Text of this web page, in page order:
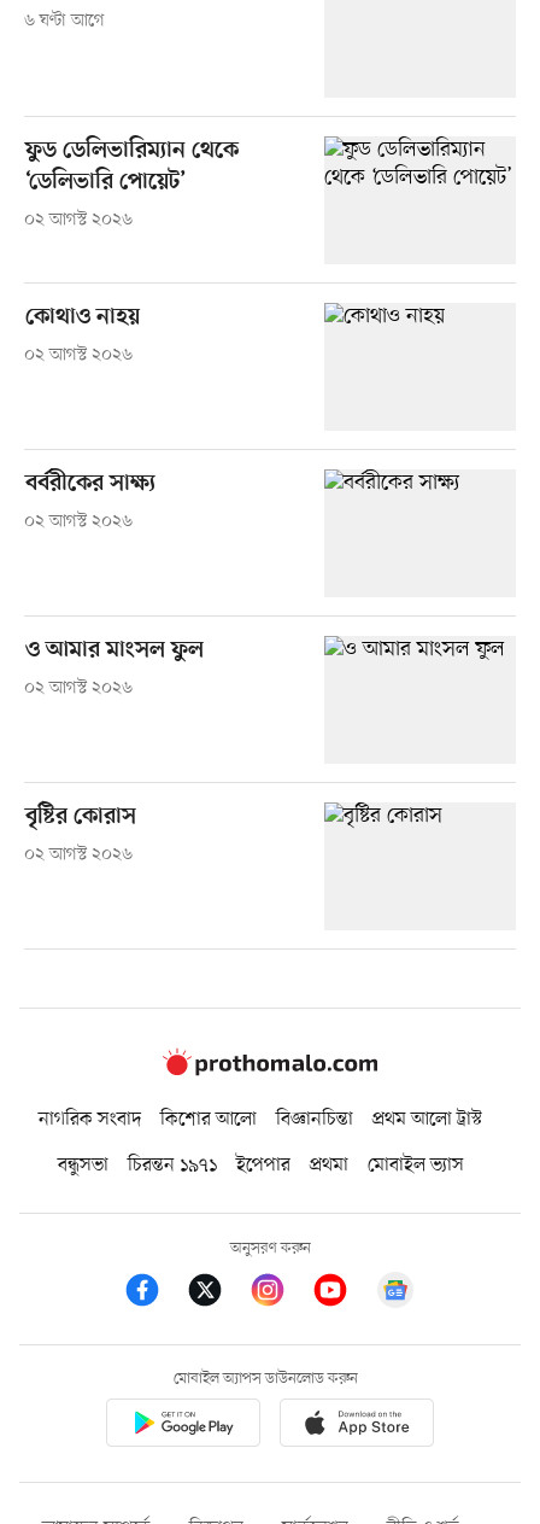
৬ ঘণ্টা আগে
ফুড ডেলিভারিম্যান থেকে
‘ডেলিভারি পোয়েট’
০২ আগস্ট ২০২৬
কোথাও নাহয়
০২ আগস্ট ২০২৬
বর্বরীকের সাক্ষ্য
০২ আগস্ট ২০২৬
ও আমার মাংসল ফুল
০২ আগস্ট ২০২৬
বৃষ্টির কোরাস
০২ আগস্ট ২০২৬
নাগরিক সংবাদ কিশোর আলো বিজ্ঞানচিন্তা
প্রথম আলো ট্রাস্ট
বন্ধুসভা
চিরন্তন ১৯৭১ ইপেপার প্রথমা মোবাইল ভ্যাস
অনুসরণ করুন
মোবাইল অ্যাপস ডাউনলোড করুন